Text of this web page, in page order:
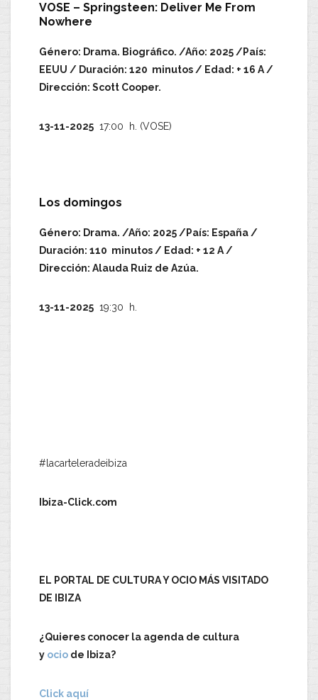
VOSE – Springsteen: Deliver Me From
Nowhere
Género: Drama. Biográfico. /Año: 2025 /País:
EEUU / Duración: 120 minutos / Edad: + 16 A /
Dirección: Scott Cooper.
13-11-2025 17:00 h. (VOSE)
Los domingos
Género: Drama. /Año: 2025 /País: España /
Duración: 110 minutos / Edad: + 12 A /
Dirección: Alauda Ruiz de Azúa.
13-11-2025 19:30 h.
#lacarteleradeibiza
Ibiza-Click.com
EL PORTAL DE CULTURA Y OCIO MÁS VISITADO
DE IBIZA
¿Quieres conocer la agenda de cultura
y ocio de Ibiza?
Click aquí